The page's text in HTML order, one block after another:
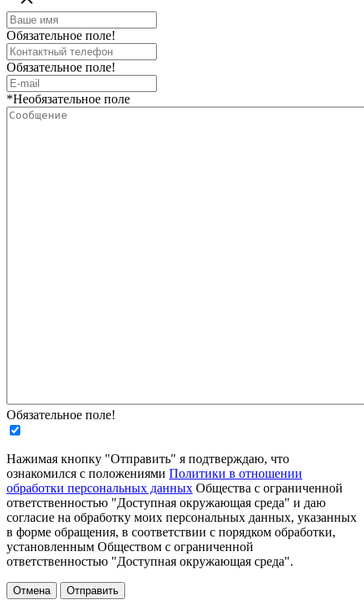
Обязательное поле!
Обязательное поле!
*Необязательное поле
Обязательное поле!
Нажимая кнопку "Отправить" я подтверждаю, что
ознакомился с положениями Политики в отношении
обработки персональных данных Общества с ограниченной
ответственностью "Доступная окружающая среда" и даю
согласие на обработку моих персональных данных, указанных
в форме обращения, в соответствии с порядком обработки,
установленным Обществом с ограниченной
ответственностью "Доступная окружающая среда".